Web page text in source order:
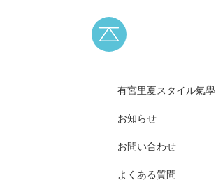
有宮里夏スタイル氣學
お知らせ
お問い合わせ
よくある質問